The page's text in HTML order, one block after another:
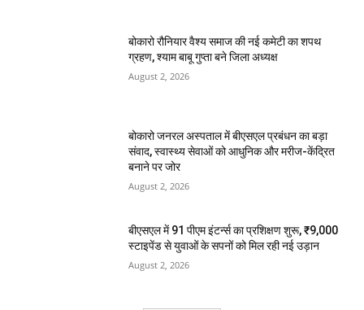
बोकारो रौनियार वैश्य समाज की नई कमेटी का शपथ
ग्रहण, श्याम बाबू गुप्ता बने जिला अध्यक्ष
August 2, 2026
बोकारो जनरल अस्पताल में बीएसएल प्रबंधन का बड़ा
संवाद, स्वास्थ्य सेवाओं को आधुनिक और मरीज-केंद्रित
बनाने पर जोर
August 2, 2026
बीएसएल में 91 पीएम इंटर्न्स का प्रशिक्षण शुरू, ₹9,000
स्टाइपेंड से युवाओं के सपनों को मिल रही नई उड़ान
August 2, 2026